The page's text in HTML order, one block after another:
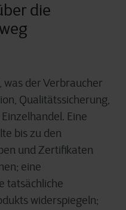
die
was der Verbraucher
Qualitätssicherung,
Eine
bis zu den
und Zertifikaten
eine
tatsächliche
widerspiegeln;